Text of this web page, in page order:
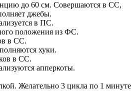
до 60 см. Совершаются в СС,
джебы.
в ПС.
положения из ФС.
в СС.
хуки.
в СС.
апперкоты.
Желательно 3 цикла по 1 минуте